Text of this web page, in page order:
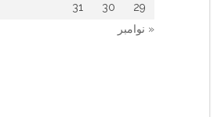
29
30
31
« نوامبر